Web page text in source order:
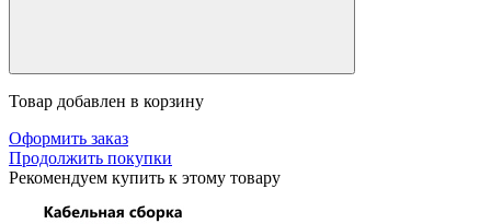
Товар добавлен в корзину
Оформить заказ
Продолжить покупки
Рекомендуем купить к этому товару